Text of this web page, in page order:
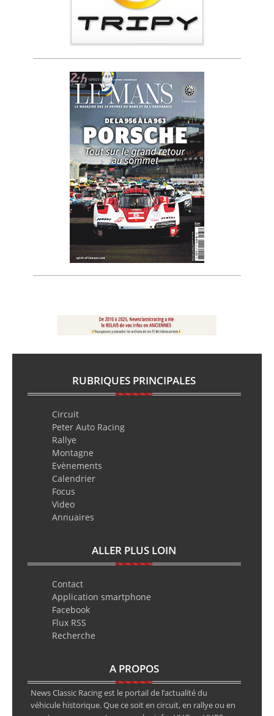
RUBRIQUES PRINCIPALES
Circuit
Peter Auto Racing
Rallye
Montagne
Evènements
Calendrier
Focus
Video
Annuaires
ALLER PLUS LOIN
Contact
Application smartphone
Facebook
Flux RSS
Recherche
A PROPOS
News Classic Racing est le portail de l’actualité du
véhicule historique. Que ce soit en circuit, en rallye ou en